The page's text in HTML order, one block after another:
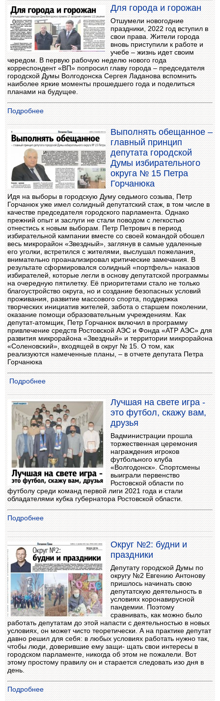
Для города и горожан
Отшумели новогодние
праздники, 2022 год вступил в
свои права. Жители города
вновь приступили к работе и
учебе – жизнь идет своим
чередом. В первую рабочую неделю нового года
корреспондент «ВП» попросил главу города – председателя
городской Думы Волгодонска Сергея Ладанова вспомнить
наиболее яркие моменты прошедшего года и поделиться
планами на будущее.
Подробнее
Выполнять обещанное –
главный принцип
депутата городской
Думы избирательного
округа № 15 Петра
Горчанюка
Идя на выборы в городскую Думу седьмого созыва, Петр
Горчанюк уже имел солидный депутатский стаж, в том числе в
качестве председателя городского парламента. Однако
прежний опыт и заслуги не стали поводом с легкостью
отнестись к новым выборам. Петр Петрович в период
избирательной кампании вместе со своей командой обошел
весь микрорайон «Звездный», заглянув в самые удаленные
его уголки, встретился с жителями, выслушал пожелания,
внимательно проанализировал критические замечания. В
результате сформировался солидный «портфель» наказов
избирателей, которые легли в основу депутатской программы
на очередную пятилетку. Её приоритетами стало не только
благоустройство округа, но и создание безопасных условий
проживания, развитие массового спорта, поддержка
творческих инициатив жителей, забота о старшем поколении,
оказание помощи образовательным учреждениям. Как
депутат-атомщик, Петр Горчанюк включил в программу
привлечение средств Ростовской АЭС и Фонда «АТР АЭС» для
развития микрорайона «Звездный» и территории микрорайона
«Соленовский», входящей в округ № 15. О том, как
реализуются намеченные планы, – в отчете депутата Петра
Горчанюка
Подробнее
Лучшая на свете игра -
это футбол, скажу вам,
друзья
Вадминистрации прошла
торжественная церемония
награждения игроков
футбольного клуба
«Волгодонск». Спортсмены
выиграли первенство
Ростовской области по
футболу среди команд первой лиги 2021 года и стали
обладателями кубка губернатора Ростовской области.
Подробнее
Округ №2: будни и
праздники
Депутату городской Думы по
округу №2 Евгению Антонову
пришлось начинать свою
депутатскую деятельность в
условиях коронавирусной
пандемии. Поэтому
сравнивать, как можно было
работать депутатам до этой напасти с деятельностью в новых
условиях, он может чисто теоретически. А на практике депутат
давно решил для себя: в любых условиях работать нужно так,
чтобы люди, доверившие ему защи- щать свои интересы в
городском парламенте, никогда об этом не пожалели. Вот
этому простому правилу он и старается следовать изо дня в
день.
Подробнее